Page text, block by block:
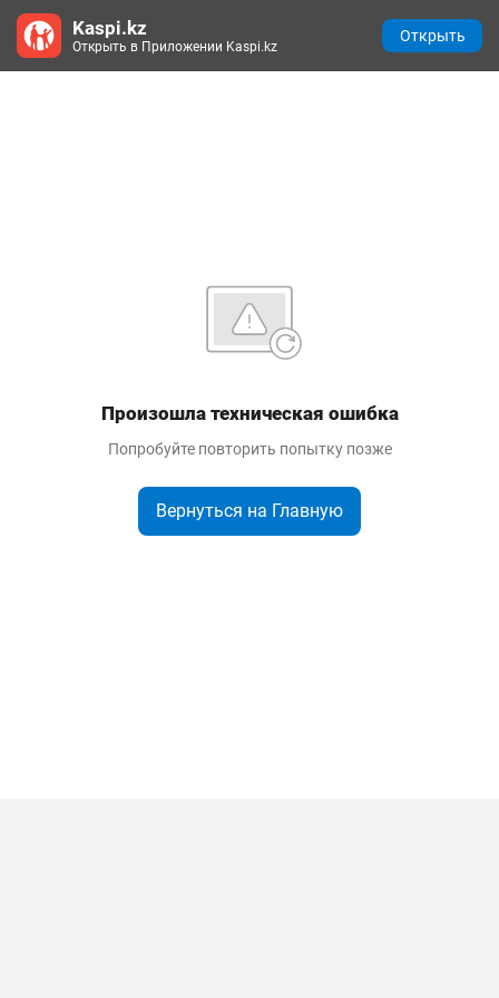
Произошла техническая ошибка
Попробуйте повторить попытку позже
Вернуться на Главную
Kaspi.kz
Открыть в Приложении Kaspi.kz
Открыть